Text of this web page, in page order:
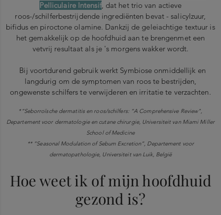
Pelliculaire Intensif, dat het trio van actieve
roos-/schilferbestrijdende ingrediënten bevat - salicylzuur,
bifidus en piroctone olamine. Dankzij de geleiachtige textuur is
het gemakkelijk op de hoofdhuid aan te brengenmet een
vetvrij resultaat als je 's morgens wakker wordt.
Bij voortdurend gebruik werkt Symbiose onmiddellijk en
langdurig om de symptomen van roos te bestrijden,
ongewenste schilfers te verwijderen en irritatie te verzachten.
*“Seborroïsche dermatitis en roos/schilfers: “A Comprehensive Review",
Departement voor dermatologie en cutane chirurgie, Universiteit van Miami Miller
School of Medicine
** “Seasonal Modulation of Sebum Excretion”, Departement voor
dermatopathologie, Universiteit van Luik, België
Hoe weet ik of mijn hoofdhuid
gezond is?